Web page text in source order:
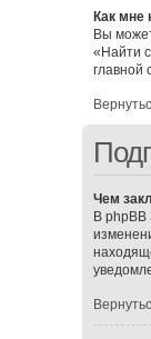
Как мне
Вы
«Найти
главной
Чем
В